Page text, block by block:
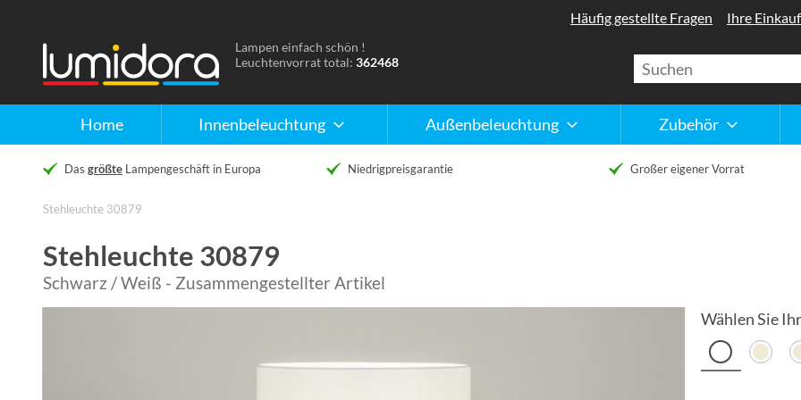
Home Innenbeleuchtung Außenbeleuchtung Zubehör
Häufig gestellte Fragen Ihre
Naar
de
Lampen einfach schön !
Leuchtenvorrat total: 362468
Das größte Lampengeschäft in Europa Niedrigpreisgarantie Großer eigener Vorrat
Stehleuchte 30879
Stehleuchte 30879
Schwarz / Weiß - Zusammengestellter Artikel
Wählen Sie